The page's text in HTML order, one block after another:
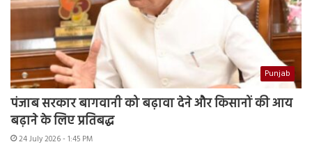
Punjab
पंजाब सरकार बागवानी को बढ़ावा देने और किसानों की आय
बढ़ाने के लिए प्रतिबद्ध
24 July 2026 - 1:45 PM